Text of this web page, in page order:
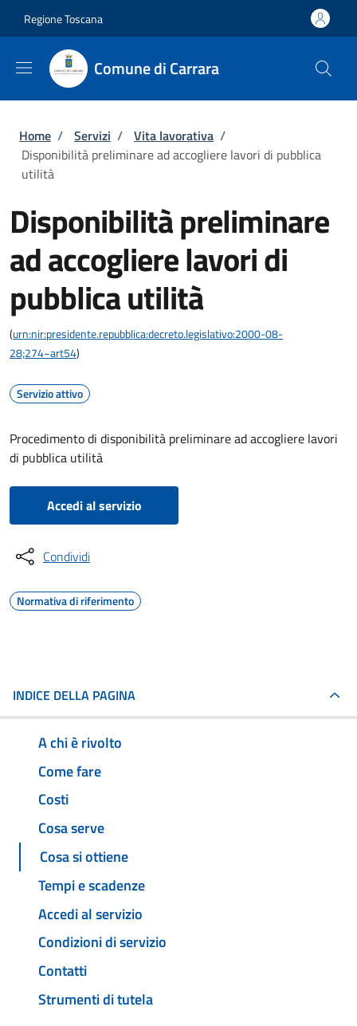
Regione Toscana
Comune di Carrara
Briciole di pane
Home / Servizi / Vita lavorativa /
Disponibilità preliminare ad accogliere lavori di pubblica
utilità
Disponibilità preliminare
ad accogliere lavori di
pubblica utilità
(urn:nir:presidente.repubblica:decreto.legislativo:2000-08-
28;274~art54)
Servizio attivo
Procedimento di disponibilità preliminare ad accogliere lavori
di pubblica utilità
Accedi al servizio
Condividi
Normativa di riferimento
INDICE DELLA PAGINA
A chi è rivolto
Come fare
Costi
Cosa serve
Cosa si ottiene
Tempi e scadenze
Accedi al servizio
Condizioni di servizio
Contatti
Strumenti di tutela